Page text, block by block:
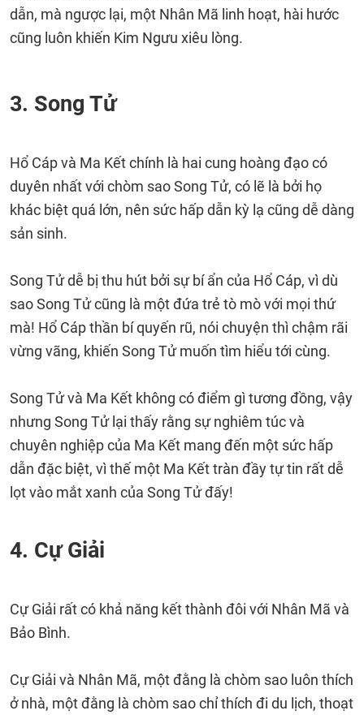
dẫn, mà ngược lại, một Nhân Mã linh hoạt, hài hước
cũng luôn khiến Kim Ngưu xiêu lòng.
3. Song Tử
Hổ Cáp và Ma Kết chính là hai cung hoàng đạo có
duyên nhất với chòm sao Song Tử, có lẽ là bởi họ
khác biệt quá lớn, nên sức hấp dẫn kỳ lạ cũng dễ dàng
sản sinh.
Song Tử dễ bị thu hút bởi sự bí ẩn của Hổ Cáp, vì dù
sao Song Tử cũng là một đứa trẻ tò mò với mọi thứ
mà! Hổ Cáp thần bí quyến rũ, nói chuyện thì chậm rãi
vừng vãng, khiến Song Tử muốn tìm hiểu tới cùng.
Song Tử và Ma Kết không có điểm gì tương đồng, vậy
nhưng Song Tử lại thấy rằng sự nghiêm túc và
chuyên nghiệp của Ma Kết mang đến một sức hấp
dẫn đặc biệt, vì thế một Ma Kết tràn đầy tự tin rất dễ
lọt vào mắt xanh của Song Tử đấy!
4. Cự Giải
Cự Giải rất có khả năng kết thành đôi với Nhân Mã và
Bảo Bình.
Cự Giải và Nhân Mã, một đằng là chòm sao luôn thích
ở nhà, một đằng là chòm sao chỉ thích đi du lịch, thoạt